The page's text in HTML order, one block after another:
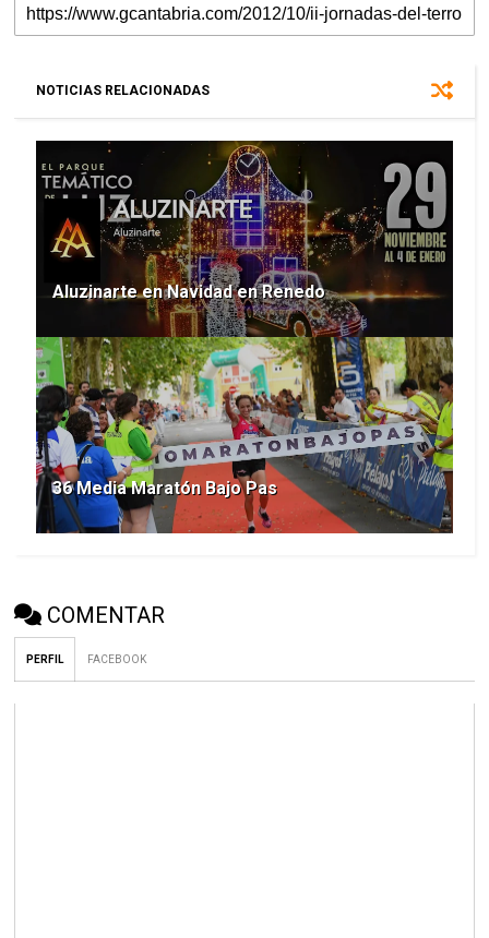
NOTICIAS RELACIONADAS
Aluzinarte en Navidad en Renedo
36 Media Maratón Bajo Pas
COMENTAR
PERFIL FACEBOOK